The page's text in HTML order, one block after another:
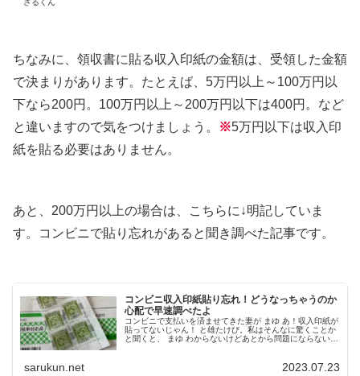
さるくん
ちなみに、領収書に貼る収入印紙の金額は、受領した金額
で決まりがあります。たとえば、5万円以上～100万円以
下なら200円。100万円以上～200万円以下は400円。など
と違いますので気をつけましょう。
※5万円以下は収入印
紙を貼る必要はありません。
あと、200万円以上の場合は、こちらに↓明記していま
す。コンビニで貼り忘れがあると聞き調べた記事です。
コンビニ収入印紙貼り忘れ！どうなっちゃうのか
心配で早速調べたよ
コンビニで支払いを済ませてきた妻が まゆ あ！収入印紙が
貼ってないじゃん！ と雄たけび。私はそんなに驚くことか
と聞くと、 まゆ わからないけどあとから問題にならないか
sarukun.net 2023.07.23